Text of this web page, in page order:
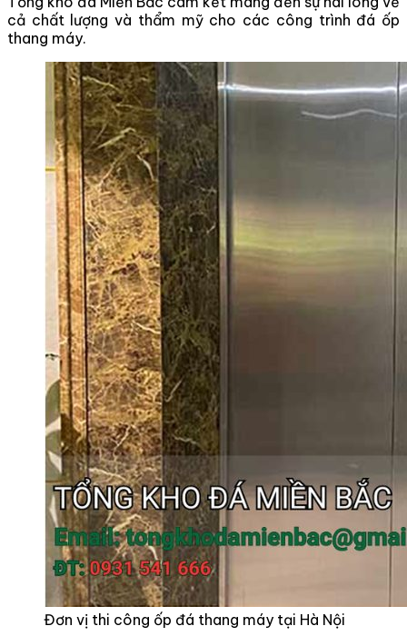
cả chất lượng và thẩm mỹ cho các công trình đá ốp
thang máy.
Đơn vị thi công ốp đá thang máy tại Hà Nội